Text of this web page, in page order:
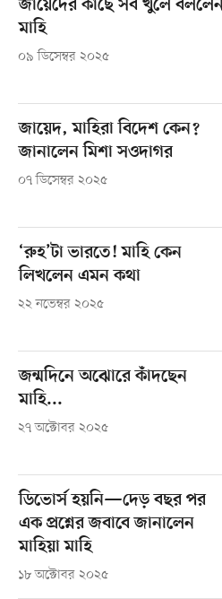
জায়েদের কাছে সব খুলে
মাহি
০৯ ডিসেম্বর ২০২৫
জায়েদ, মাহিরা বিদেশ কেন?
জানালেন মিশা সওদাগর
০৭ ডিসেম্বর ২০২৫
‘রুহ’টা ভারতে! মাহি কেন
লিখলেন এমন কথা
২২ নভেম্বর ২০২৫
জন্মদিনে অঝোরে কাঁদছেন
মাহি...
২৭ অক্টোবর ২০২৫
ডিভোর্স হয়নি—দেড় বছর পর
এক প্রশ্নের জবাবে জানালেন
মাহিয়া মাহি
১৮ অক্টোবর ২০২৫